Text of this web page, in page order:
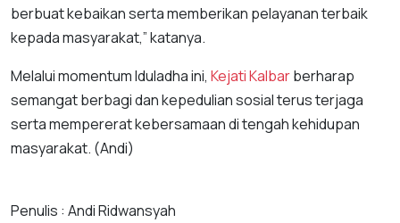
berbuat kebaikan serta memberikan pelayanan terbaik
kepada masyarakat,” katanya.
Melalui momentum Iduladha ini, Kejati Kalbarberharap
semangat berbagi dan kepedulian sosial terus terjaga
serta mempererat kebersamaan di tengah kehidupan
masyarakat. (Andi)
Penulis : Andi Ridwansyah